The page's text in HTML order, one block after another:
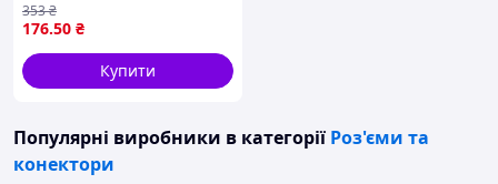
RF-конектор 50 Ом для
телекомунікацій
радіозв'язку
176.50 ₴
353₴
Купити
Популярні виробники в категорії Роз'єми та
конектори